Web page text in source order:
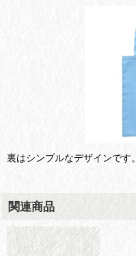
裏はシンプルなデザインです。
関連商品